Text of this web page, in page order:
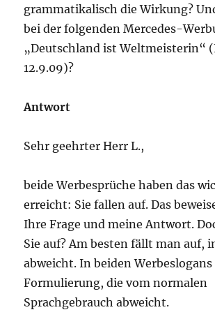
grammatikalisch die Wirkung?
bei der folgenden Mercedes-
„Deutschland ist Weltmeisterin“
12.9.09)?
Antwort
Sehr geehrter Herr L.,
beide Werbesprüche haben das
erreicht: Sie fallen auf. Das
Ihre Frage und meine Antwort.
Sie auf? Am besten fällt man auf,
abweicht. In beiden
Formulierung, die vom normalen
Sprachgebrauch abweicht.